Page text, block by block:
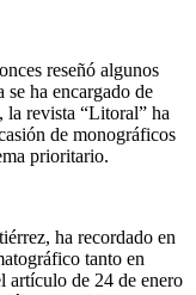
reseñó algunos
se ha encargado de
la revista “Litoral” ha
de monográficos
prioritario.
ha recordado en
tanto en
artículo de 24 de enero